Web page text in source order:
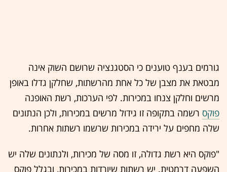
גורמים בענף טוענים כי הסטגנציה שרושם השוק אינה
מבטאת את מצבן של כל אחת מהרשתות, שחלקן גדלו באופן
מרשים וחלקן צנחו במכירות. לפי הערכות, רשת האופנה
פוקס רשמה בתקופה זו גידול מרשים במכירות, ולכן הנתונים
שלה מחפים על ירידה במכירות שרשמו רשתות אחרות.
"פוקס היא רשת גדולה, זו מסה של מכירות, ולנתונים שלה יש
השפעה דרמטית. יש רשתות שיורדות במכירות, ובגלל פוקס